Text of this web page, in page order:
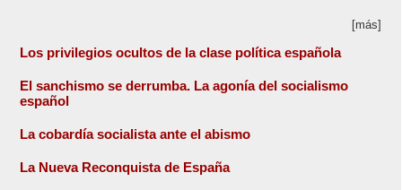
[más]
Los privilegios ocultos de la clase política española
El sanchismo se derrumba. La agonía del socialismo
español
La cobardía socialista ante el abismo
La Nueva Reconquista de España